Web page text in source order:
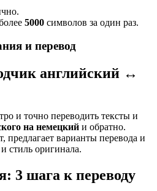
5000 символов за один раз.
и перевод
английский ↔
и точно переводить тексты и
на немецкий и обратно.
предлагает варианты перевода и
стиль оригинала.
3 шага к переводу